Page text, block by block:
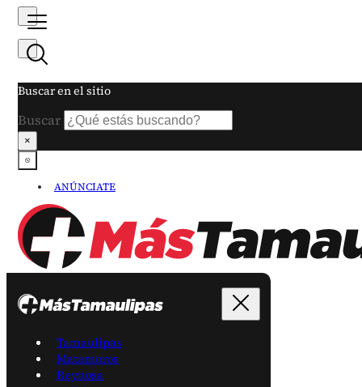
Buscar en el sitio
Buscar
×
ANÚNCIATE
Tamaulipas
Matamoros
Reynosa